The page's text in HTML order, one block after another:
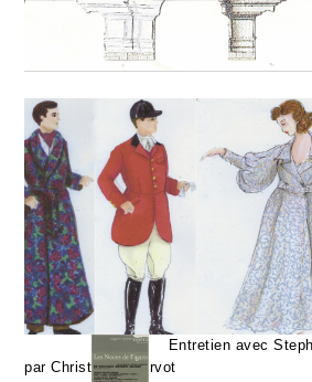
Entretien avec Stephan
par Christophe Gervot